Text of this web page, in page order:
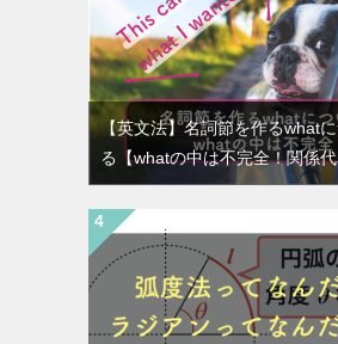
【英文法】名詞節を作るwhatに
る【whatの中は不完全！関係